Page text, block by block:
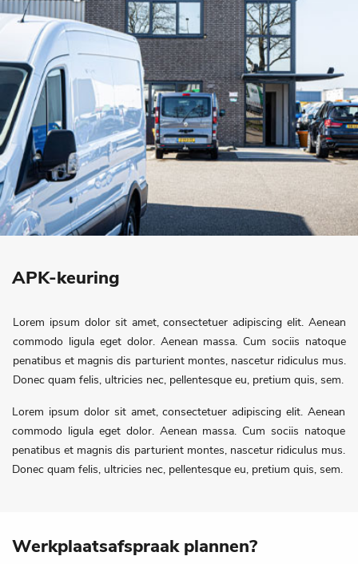
APK-keuring
Lorem ipsum dolor sit amet, consectetuer adipiscing elit. Aenean
commodo ligula eget dolor. Aenean massa. Cum sociis natoque
penatibus et magnis dis parturient montes, nascetur ridiculus mus.
Donec quam felis, ultricies nec, pellentesque eu, pretium quis, sem.
Lorem ipsum dolor sit amet, consectetuer adipiscing elit. Aenean
commodo ligula eget dolor. Aenean massa. Cum sociis natoque
penatibus et magnis dis parturient montes, nascetur ridiculus mus.
Donec quam felis, ultricies nec, pellentesque eu, pretium quis, sem.
Werkplaatsafspraak plannen?